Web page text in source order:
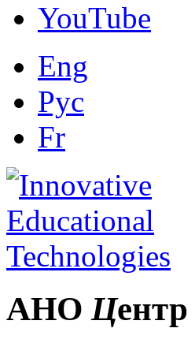
YouTube
Eng
Рус
Fr
АНО Центр